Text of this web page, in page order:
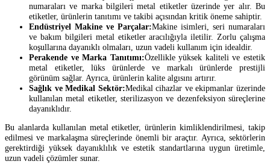
numaraları ve marka bilgileri metal etiketler üzerinde yer alır. Bu
etiketler, ürünlerin tanıtımı ve takibi açısından kritik öneme sahiptir.
Endüstriyel Makine ve Parçalar:Makine isimleri, seri numaraları
ve bakım bilgileri metal etiketler aracılığıyla iletilir. Zorlu çalışma
koşullarına dayanıklı olmaları, uzun vadeli kullanım için idealdir.
Perakende ve Marka Tanıtımı:Özellikle yüksek kaliteli ve estetik
metal etiketler, lüks ürünlerde ve markalı ürünlerde prestijli
görünüm sağlar. Ayrıca, ürünlerin kalite algısını artırır.
Sağlık ve Medikal Sektör:Medikal cihazlar ve ekipmanlar üzerinde
kullanılan metal etiketler, sterilizasyon ve dezenfeksiyon süreçlerine
dayanıklıdır.
Bu alanlarda kullanılan metal etiketler, ürünlerin kimliklendirilmesi, takip
edilmesi ve markalaşma süreçlerinde önemli bir araçtır. Ayrıca, sektörlerin
gerektirdiği yüksek dayanıklılık ve estetik standartlarına uygun üretimle,
uzun vadeli çözümler sunar.